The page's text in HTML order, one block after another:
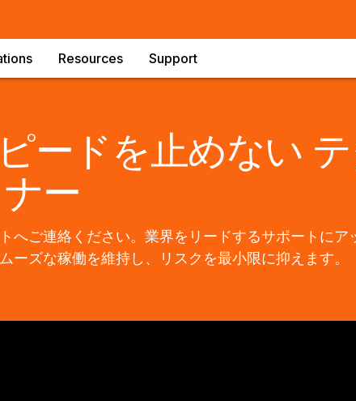
Resources Support
ードを止めない​
ー
へご連絡ください。業界をリードするサポートにア
ーズな稼働を維持し、リスクを最小限に抑えます。​